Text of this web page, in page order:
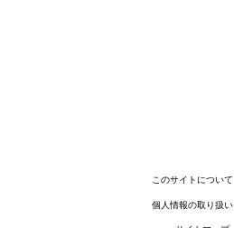
このサイトについて
個人情報の取り扱い